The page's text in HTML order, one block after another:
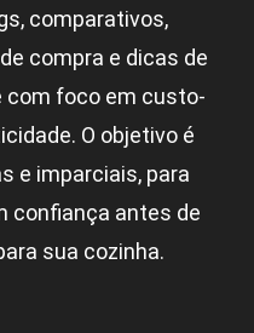
comparativos,
compra e dicas de
com foco em custo-
O objetivo é
e imparciais, para
confiança antes de
sua cozinha.